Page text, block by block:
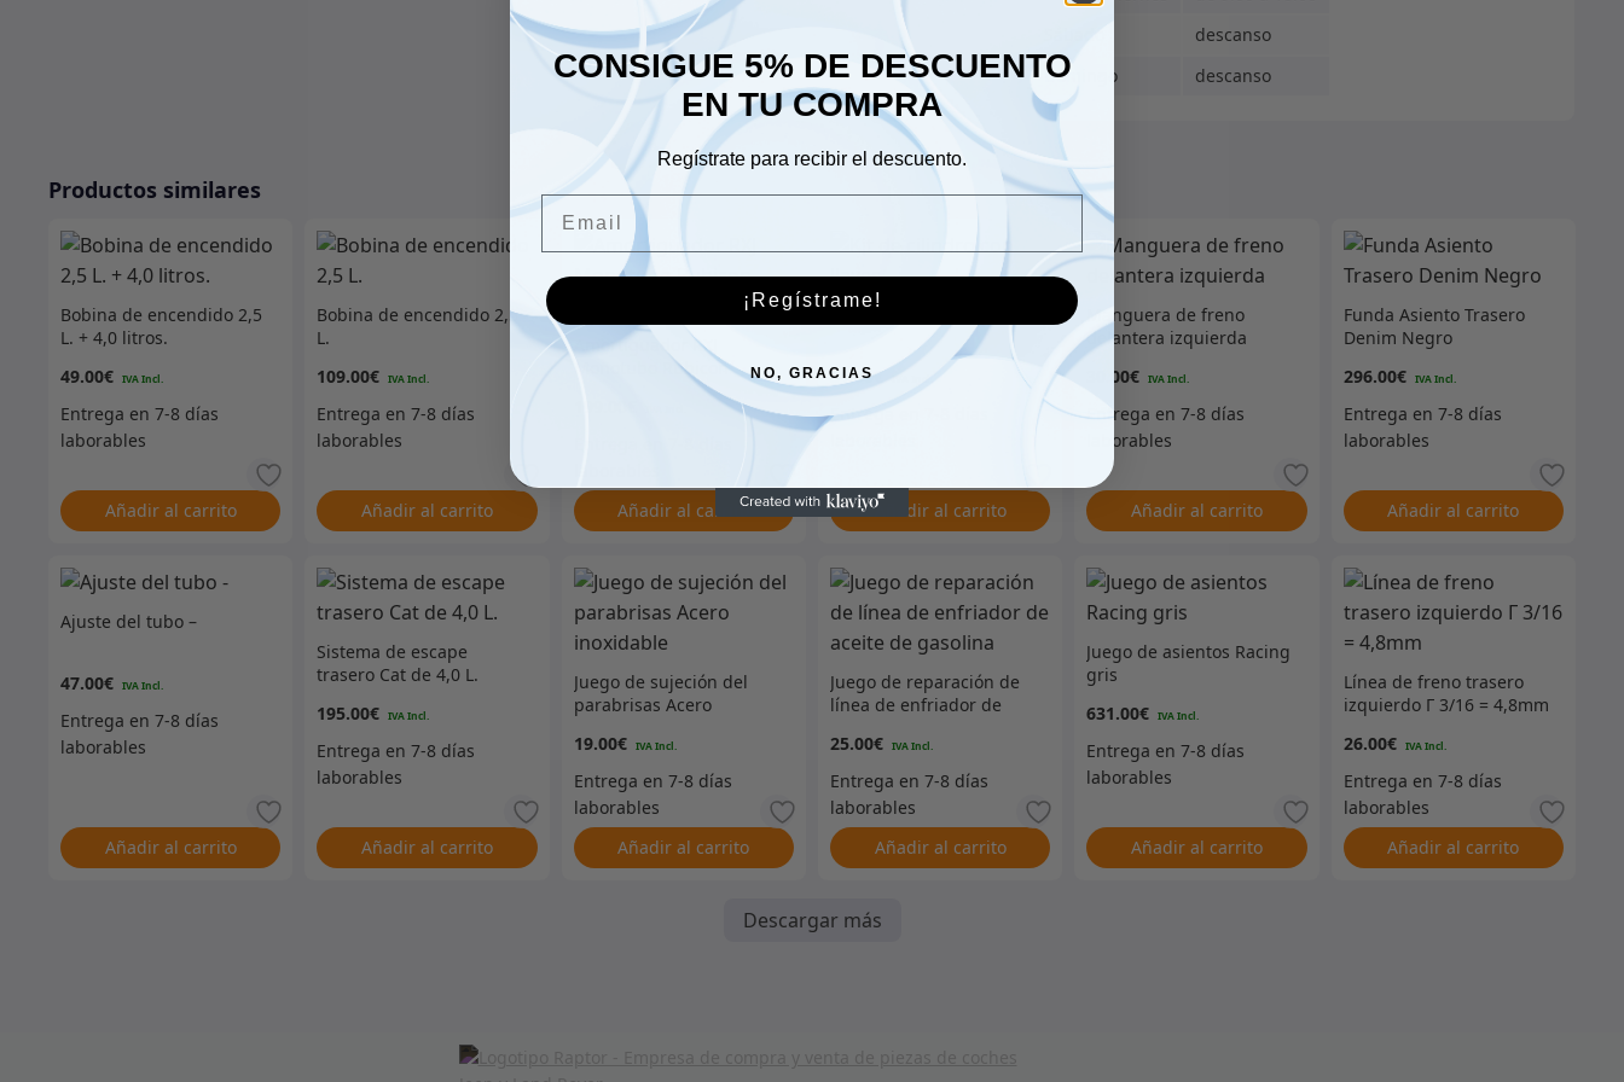
descanso
Domingo
descanso
Productos similares
Bobina de encendido 2,5
L. + 4,0 litros.
49.00€
Añadir al carrito
Bobina de encendido 2,5
L.
109.00€
Añadir al carrito
Amortiguador RXJ
Monotubo Rubicon
Añadir al carrito
Kit de cilindro con llaves
31.00€
Añadir al carrito
Manguera de freno
delantera izquierda
30.00€
Añadir al carrito
Funda Asiento Trasero
Denim Negro
296.00€
Añadir al carrito
Ajuste del tubo –
47.00€
Añadir al carrito
Sistema de escape
trasero Cat de 4,0 L.
195.00€
Añadir al carrito
Juego de sujeción del
parabrisas Acero
19.00€
Añadir al carrito
Juego de reparación de
línea de enfriador de
25.00€
Añadir al carrito
Juego de asientos Racing
gris
631.00€
Añadir al carrito
Línea de freno trasero
izquierdo Г 3/16 = 4,8mm
26.00€
Añadir al carrito
Descargar más
CONSIGUE 5% DE DESCUENTO
EN TU COMPRA
Regístrate para recibir el descuento.
¡Regístrame!
NO, GRACIAS